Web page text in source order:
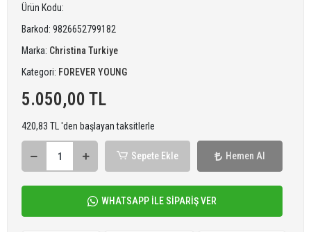
Ürün Kodu:
Barkod: 9826652799182
Marka: Christina Turkiye
Kategori: FOREVER YOUNG
5.050,00 TL
420,83 TL 'den başlayan taksitlerle
Sepete Ekle Hemen Al
WHATSAPP İLE SİPARİŞ VER